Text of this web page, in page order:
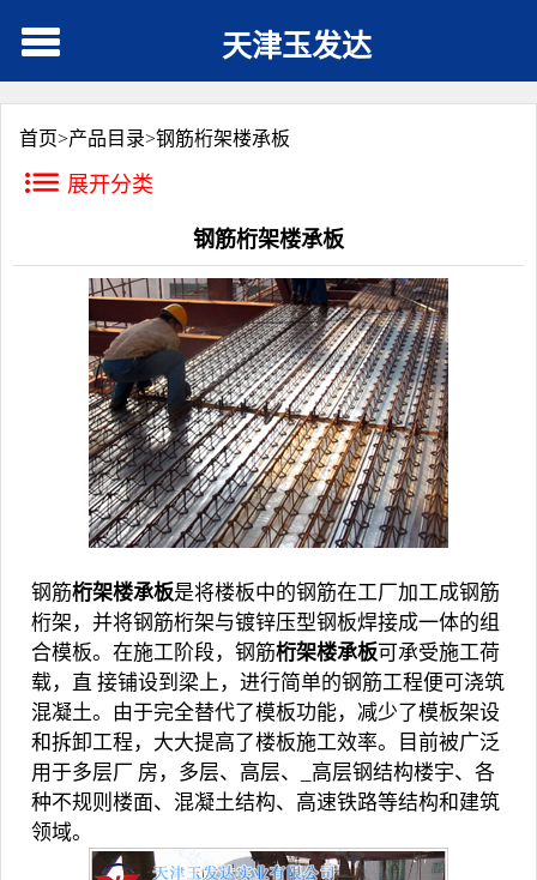
天津玉发达
首页>产品目录>钢筋桁架楼承板
展开分类
钢筋桁架楼承板
钢筋桁架楼承板是将楼板中的钢筋在工厂加工成钢筋
桁架，并将钢筋桁架与镀锌压型钢板焊接成一体的组
合模板。在施工阶段，钢筋桁架楼承板可承受施工荷
载，直 接铺设到梁上，进行简单的钢筋工程便可浇筑
混凝土。由于完全替代了模板功能，减少了模板架设
和拆卸工程，大大提高了楼板施工效率。目前被广泛
用于多层厂 房，多层、高层、_高层钢结构楼宇、各
种不规则楼面、混凝土结构、高速铁路等结构和建筑
领域。